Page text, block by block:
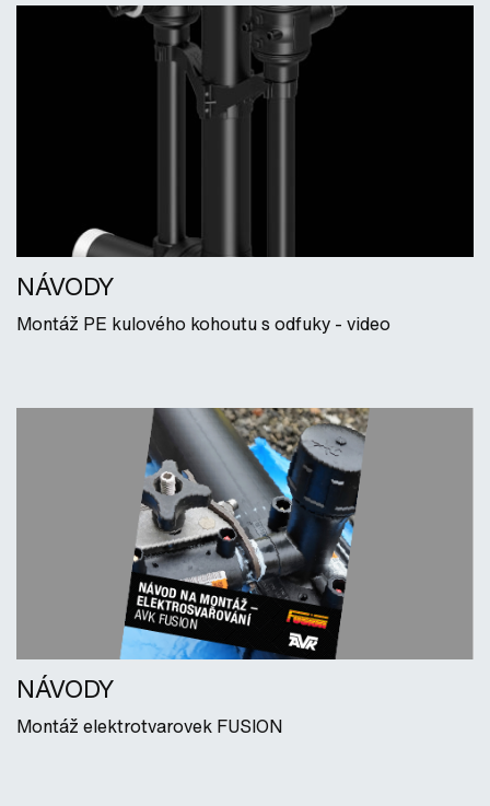
NÁVODY
Montáž PE kulového kohoutu s odfuky - video
NÁVODY
Montáž elektrotvarovek FUSION